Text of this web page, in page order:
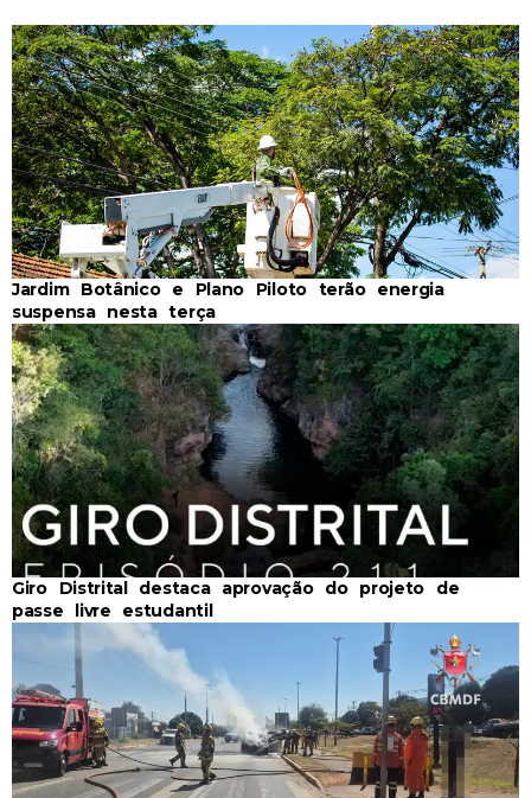
Jardim Botânico e Plano Piloto terão energia
suspensa nesta terça
Giro Distrital destaca aprovação do projeto de
passe livre estudantil